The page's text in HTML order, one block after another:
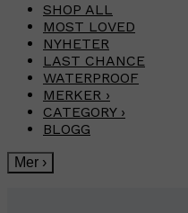
SHOP ALL
MOST LOVED
NYHETER
LAST CHANCE
WATERPROOF
MERKER ›
CATEGORY ›
BLOGG
Mer ›